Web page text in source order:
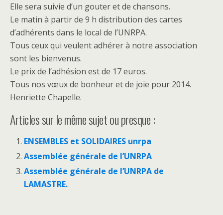
Elle sera suivie d’un gouter et de chansons.
Le matin à partir de 9 h distribution des cartes
d’adhérents dans le local de l’UNRPA.
Tous ceux qui veulent adhérer à notre association
sont les bienvenus.
Le prix de l’adhésion est de 17 euros.
Tous nos vœux de bonheur et de joie pour 2014.
Henriette Chapelle.
Articles sur le même sujet ou presque :
ENSEMBLES et SOLIDAIRES unrpa
Assemblée générale de l’UNRPA
Assemblée générale de l’UNRPA de
LAMASTRE.